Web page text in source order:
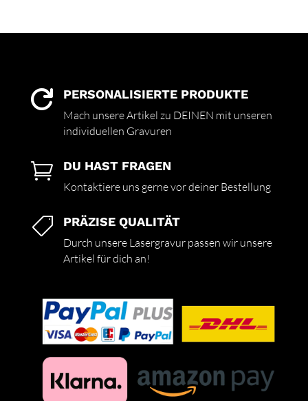
 PERSONALISIERTE PRODUKTE
Mach unsere Artikel zu DEINEN mit unseren
individuellen Gravuren
 DU HAST FRAGEN
Kontaktiere uns gerne vor deiner Bestellung
 PRÄZISE QUALITÄT
Durch unsere Lasergravur passen wir unsere
Artikel für dich an!